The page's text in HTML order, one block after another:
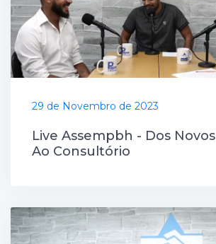
29 de Novembro de 2023
Live Assempbh - Dos
Ao Consultório